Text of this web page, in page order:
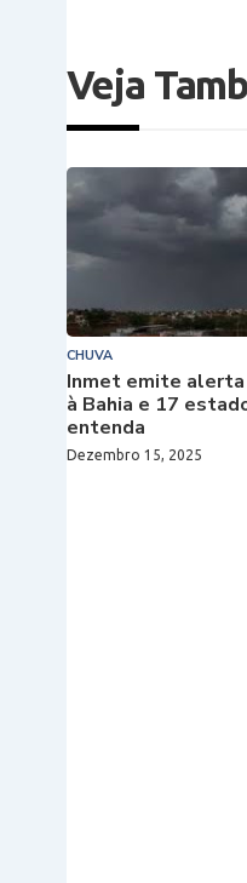
Veja
CHUVA
Inmet emite
à Bahia e 17
entenda
Dezembro 15, 2025